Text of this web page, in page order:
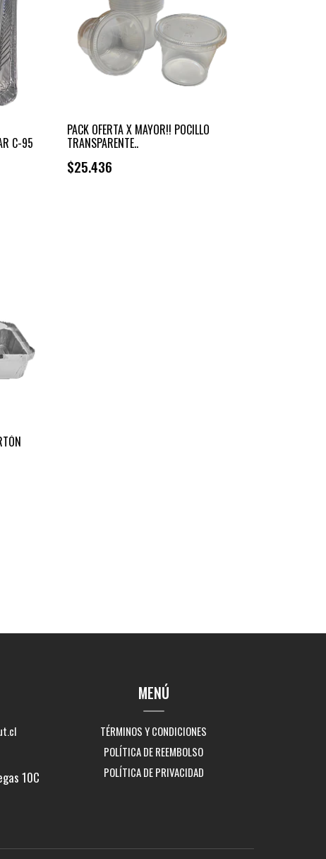
C-95
PACK OFERTA X MAYOR!! POCILLO
TRANSPARENTE..
$25.436
10C
MENÚ
TÉRMINOS Y CONDICIONES
POLÍTICA DE REEMBOLSO
POLÍTICA DE PRIVACIDAD